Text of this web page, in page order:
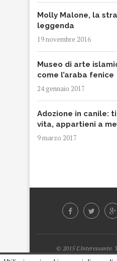
Molly Malone, la
leggenda
19 novembre 2016
Museo di arte
come l’araba fenice
24 gennaio 2017
Adozione in canile:
vita, appartieni a me
9 marzo 2017
© 2015 L'Interessante.
Designed by